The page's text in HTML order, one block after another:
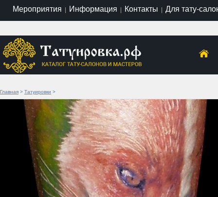
Мероприятия | Информация | Контакты | Для тату-
Главная > Татуировки >